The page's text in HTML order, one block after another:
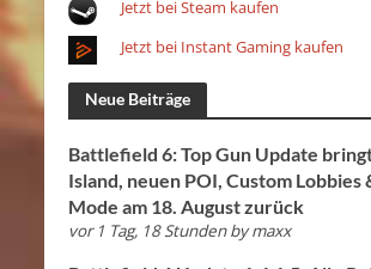
Jetzt bei Steam kaufen
Jetzt bei Instant Gaming kaufen
Neue Beiträge
Battlefield 6: Top Gun Update
Island, neuen POI, Custom Lobbies
Mode am 18. August zurück
vor 1 Tag, 18 Stunden bymaxx